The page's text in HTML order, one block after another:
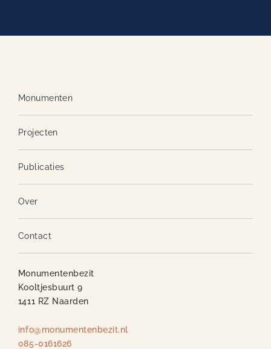
Monumenten
Projecten
Publicaties
Over
Contact
Monumentenbezit
Kooltjesbuurt 9
1411 RZ Naarden
info@monumentenbezit.nl
085-0161626